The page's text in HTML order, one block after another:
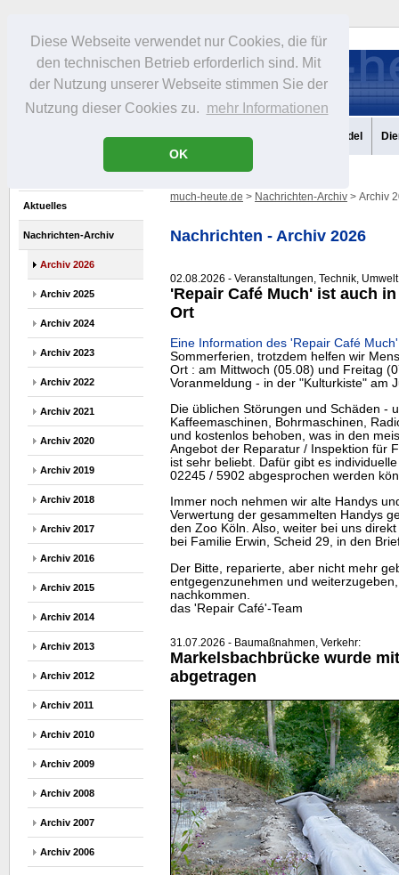
Diese Webseite verwendet nur Cookies, die für
den technischen Betrieb erforderlich sind. Mit
der Nutzung unserer Webseite stimmen Sie der
Nutzung dieser Cookies zu. mehr Informationen
OK
Portrait Infos Freizeit Gastronomie Handel
Aktuelles
Nachrichten-Archiv
Archiv 2026
Archiv 2025
Archiv 2024
Archiv 2023
Archiv 2022
Archiv 2021
Archiv 2020
Archiv 2019
Archiv 2018
Archiv 2017
Archiv 2016
Archiv 2015
Archiv 2014
Archiv 2013
Archiv 2012
Archiv 2011
Archiv 2010
Archiv 2009
Archiv 2008
Archiv 2007
Archiv 2006
much-heute.de > Nachrichten-Archiv > Archiv
Nachrichten - Archiv 2026
02.08.2026 - Veranstaltungen, Technik,
'Repair Café Much' ist auch
Ort
Eine Information des 'Repair Café
Sommerferien, trotzdem helfen wir
Ort : am Mittwoch (05.08) und Freitag
Voranmeldung - in der "Kulturkiste" am
Die üblichen Störungen und Schäden -
Kaffeemaschinen, Bohrmaschinen,
und kostenlos behoben, was in den
Angebot der Reparatur / Inspektion für
ist sehr beliebt. Dafür gibt es
02245 / 5902 abgesprochen werden
Immer noch nehmen wir alte Handys
Verwertung der gesammelten Handys
den Zoo Köln. Also, weiter bei uns
bei Familie Erwin, Scheid 29, in den
Der Bitte, reparierte, aber nicht mehr
entgegenzunehmen und
nachkommen.
das 'Repair Café'-Team
31.07.2026 - Baumaßnahmen, Verkehr:
Markelsbachbrücke wurde
abgetragen